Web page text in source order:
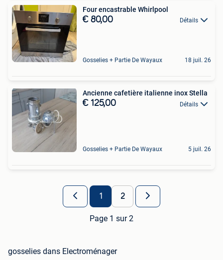
Four encastrable Whirlpool
€ 80,00 Détails
Gosselies + Partie De Wayaux 18 juil. 26
Ancienne cafetière italienne inox Stella
€ 125,00 Détails
Gosselies + Partie De Wayaux 5 juil. 26
1 2
Page 1 sur 2
gosselies dans Electroménager